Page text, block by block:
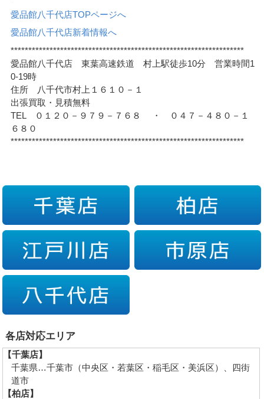
愛品館八千代店TOPページへ
愛品館八千代店新着情報へ
******************************************************************
愛品館八千代店 東葉高速鉄道 村上駅徒歩10分 営業時間1
0-19時
住所 八千代市村上１６１０－１
出張買取・見積無料
TEL ０１２０－９７９－７６８ ・ ０４７－４８０－１
６８０
******************************************************************
各店対応エリア
【千葉店】
千葉県…千葉市（中央区・若葉区・稲毛区・美浜区）、四街
道市
【柏店】